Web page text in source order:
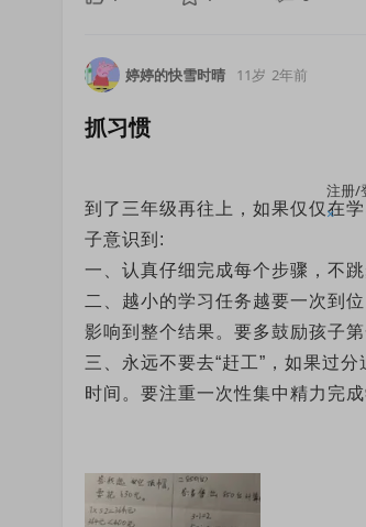
注册/
×
婷婷的快雪时晴 11岁 2年前
抓习惯
到了三年级再往上，如果仅仅在
子意识到:
一、认真仔细完成每个步骤，不
二、越小的学习任务越要一次到
影响到整个结果。要多鼓励孩子
三、永远不要去“赶工”，如果过
时间。要注重一次性集中精力完